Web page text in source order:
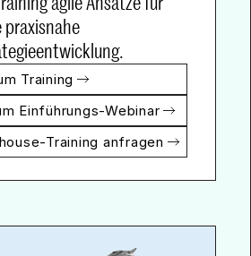
praxisnahe
Training
Einführungs-Webinar
Training anfragen